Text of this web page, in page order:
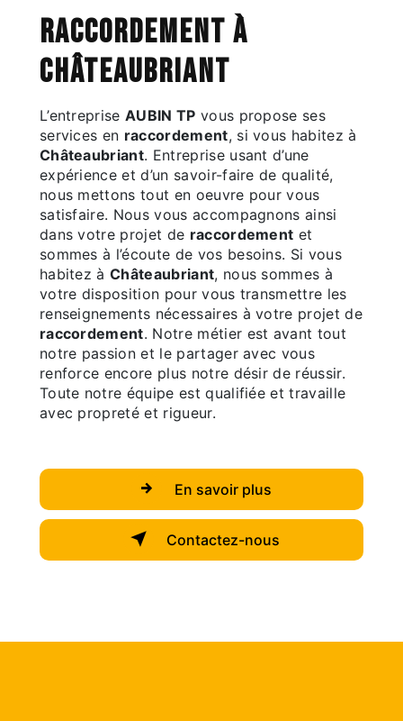
raccordement à
Châteaubriant
L’entrepriseAUBIN TP vous propose ses
services en raccordement, si vous habitez à
Châteaubriant. Entreprise usant d’une
expérience et d’un savoir-faire de qualité,
nous mettons tout en oeuvre pour vous
satisfaire. Nous vous accompagnons ainsi
dans votre projet de raccordement et
sommes à l’écoute de vos besoins. Si vous
habitez àChâteaubriant, nous sommes à
votre disposition pour vous transmettre les
renseignements nécessaires à votre projet de
raccordement. Notre métier est avant tout
notre passion et le partager avec vous
renforce encore plus notre désir de réussir.
Toute notre équipe est qualifiée et travaille
avec propreté et rigueur.
En savoir plus
Contactez-nous